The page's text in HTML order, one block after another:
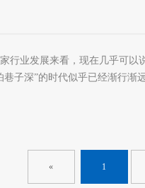
行业发展来看，现在几乎可以
巷子深”的时代似乎已经渐行渐
困扰下，疲于应对，导致整个
« 1